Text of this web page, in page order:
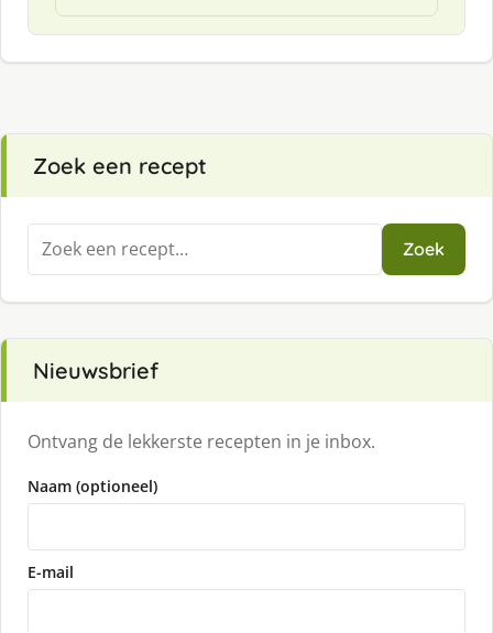
Zoek een recept
Zoeken
naar:
Zoek
Nieuwsbrief
Ontvang de lekkerste recepten in je inbox.
Naam (optioneel)
E-mail